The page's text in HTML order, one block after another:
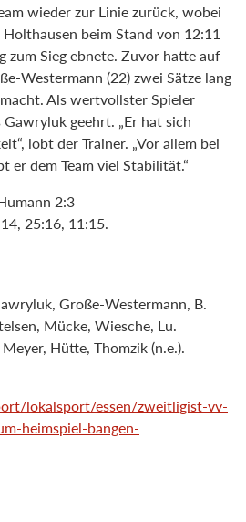
wieder zur Linie zurück, wobei
beim Stand von 12:11
zum Sieg ebnete. Zuvor hatte auf
Westermann (22) zwei Sätze lang
Als wertvollster Spieler
geehrt. „Er hat sich
lobt der Trainer. „Vor allem bei
er dem Team viel Stabilität.“
2:3
25:16, 11:15.
Große-Westermann, B.
Mücke, Wiesche, Lu.
Hütte, Thomzik (n.e.).
lokalsport/essen/zweitligist-vv-
heimspiel-bangen-